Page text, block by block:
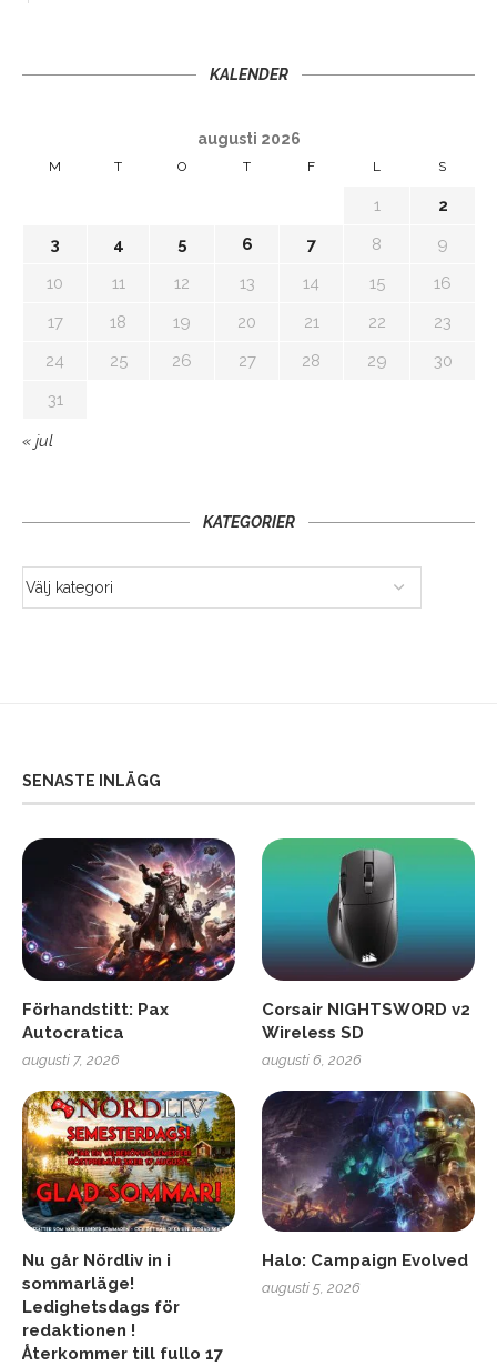
KALENDER
augusti 2026
M T O T F L S
1
2
3
4 5 6 7 8
9
10
11 12 13 14 15
16
17
18 19 20 21 22
23
24
25 26 27 28 29
30
31
« jul
KATEGORIER
SENASTE INLÄGG
Förhandstitt: Pax
Autocratica
augusti 7, 2026
Corsair NIGHTSWORD v2
Wireless SD
augusti 6, 2026
Nu går Nördliv in i
sommarläge!
Ledighetsdags för
redaktionen !
Återkommer till fullo 17
Halo: Campaign Evolved
augusti 5, 2026